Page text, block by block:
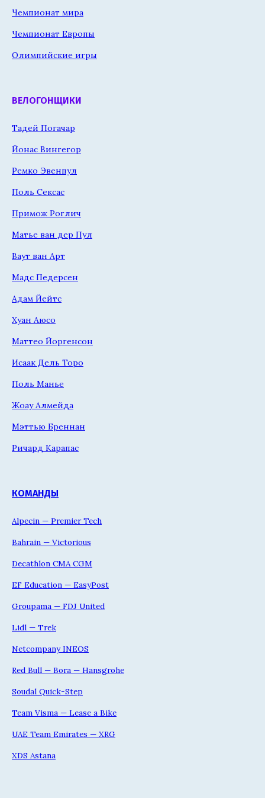
Чемпионат мира
Чемпионат Европы
Олимпийские игры
ВЕЛОГОНЩИКИ
Тадей Погачар
Йонас Вингегор
Ремко Эвенпул
Поль Сексас
Примож Роглич
Матье ван дер Пул
Ваут ван Арт
Мадс Педерсен
Адам Йейтс
Хуан Аюсо
Маттео Йоргенсон
Исаак Дель Торо
Поль Манье
Жоау Алмейда
Мэттью Бреннан
Ричард Карапас
КОМАНДЫ
Alpecin — Premier Tech
Bahrain — Victorious
Decathlon CMA CGM
EF Education — EasyPost
Groupama — FDJ United
Lidl — Trek
Netcompany INEOS
Red Bull — Bora — Hansgrohe
Soudal Quick-Step
Team Visma — Lease a Bike
UAE Team Emirates — XRG
XDS Astana